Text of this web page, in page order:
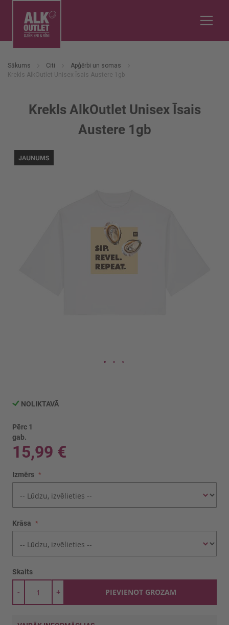
Sākums Citi
Apģērbi un somas
Krekls AlkOutlet Unisex Īsais Austere 1gb
Krekls AlkOutlet Unisex Īsais
Austere 1gb
uz
sākumu
NOLIKTAVĀ
Pērc 1
gab.
15,99 €
Izmērs
Krāsa
Skaits
+
- PIEVIENOT GROZAM